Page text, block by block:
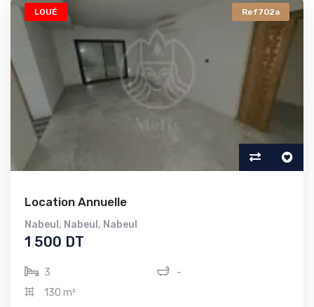
LOUÉ Ref702a
Location Annuelle
Nabeul , Nabeul , Nabeul
1 500 DT
3
-
130 m²